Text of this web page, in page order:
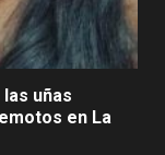
uñas
en La